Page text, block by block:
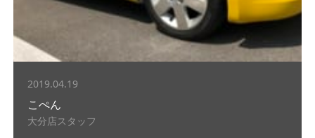
2019.04.19
こぺん
大分店スタッフ